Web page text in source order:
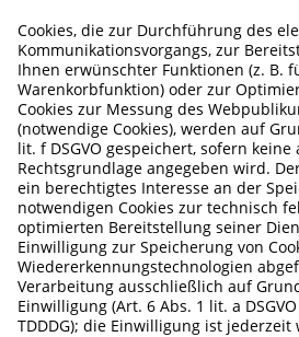
Cookies, die zur Durchführung des
Kommunikationsvorgangs, zur
Ihnen erwünschter Funktionen (z. B.
Warenkorbfunktion) oder zur
Cookies zur Messung des
(notwendige Cookies), werden auf
lit. f DSGVO gespeichert, sofern keine
Rechtsgrundlage angegeben wird.
ein berechtigtes Interesse an der
notwendigen Cookies zur technisch
optimierten Bereitstellung seiner
Einwilligung zur Speicherung von
Wiedererkennungstechnologien
Verarbeitung ausschließlich auf
Einwilligung (Art. 6 Abs. 1 lit. a
TDDDG); die Einwilligung ist